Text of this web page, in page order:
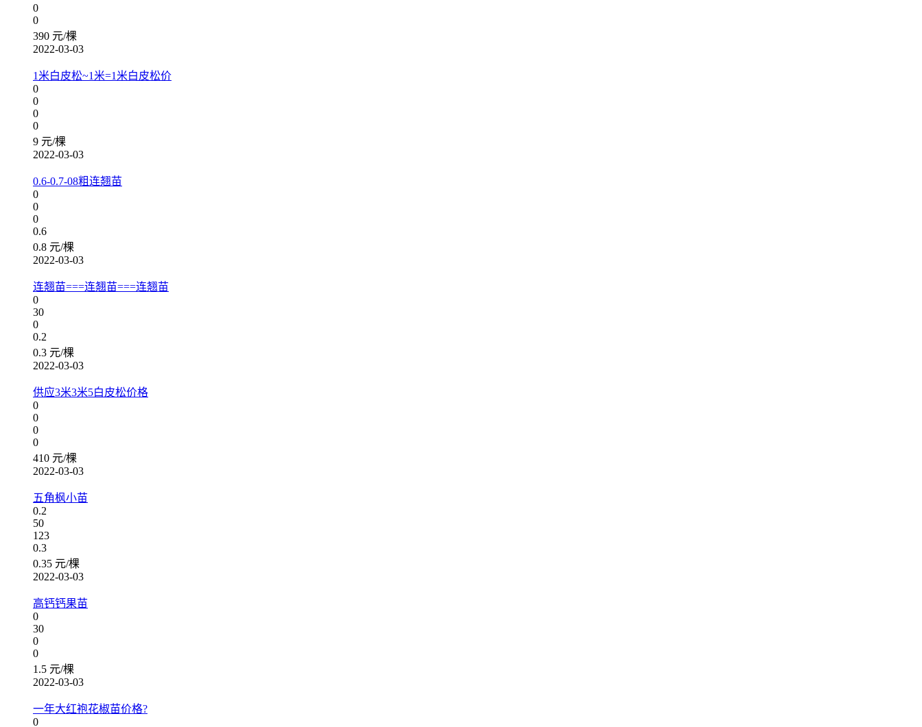
0
0
390 元/棵
2022-03-03
1米白皮松~1米=1米白皮松价
0
0
0
0
9 元/棵
2022-03-03
0.6-0.7-08粗连翘苗
0
0
0
0.6
0.8 元/棵
2022-03-03
连翘苗===连翘苗===连翘苗
0
30
0
0.2
0.3 元/棵
2022-03-03
供应3米3米5白皮松价格
0
0
0
0
410 元/棵
2022-03-03
五角枫小苗
0.2
50
123
0.3
0.35 元/棵
2022-03-03
高钙钙果苗
0
30
0
0
1.5 元/棵
2022-03-03
一年大红袍花椒苗价格?
0